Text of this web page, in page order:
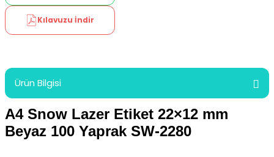
Kılavuzu İndir
Ürün Bilgisi
A4 Snow Lazer Etiket 22×12 mm
Beyaz 100 Yaprak SW-2280